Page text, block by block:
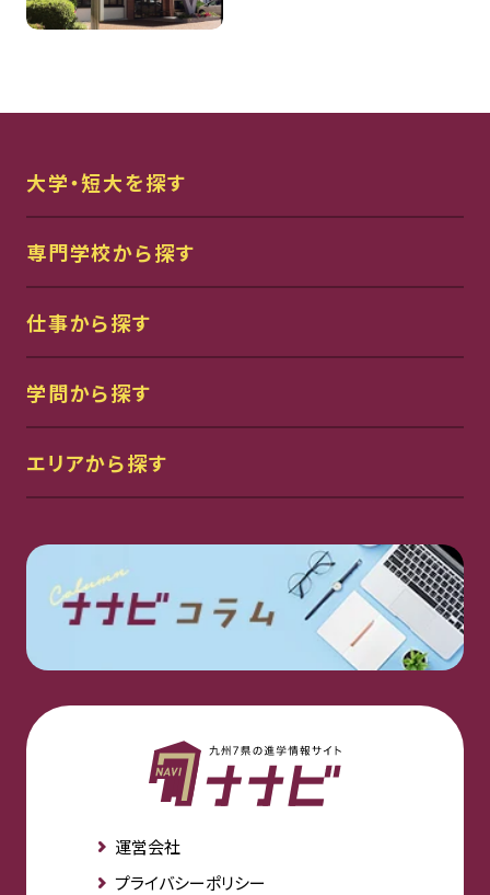
大学・短大を探す
専門学校から探す
仕事から探す
学問から探す
エリアから探す
運営会社
プライバシーポリシー